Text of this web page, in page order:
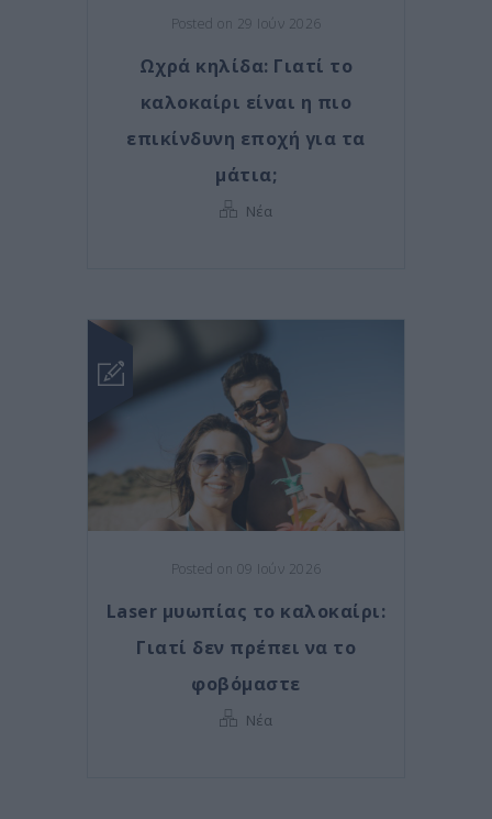
Posted on 29 Ιούν 2026
Ωχρά κηλίδα: Γιατί το
καλοκαίρι είναι η πιο
επικίνδυνη εποχή για τα
μάτια;
Νέα
Posted on 09 Ιούν 2026
Laser μυωπίας το καλοκαίρι:
Γιατί δεν πρέπει να το
φοβόμαστε
Νέα